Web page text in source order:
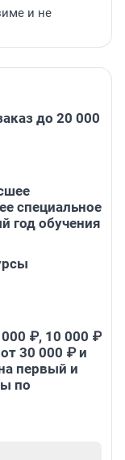
и не
до 20 000
специальное
год обучения
₽, 10 000 ₽
30 000 ₽ и
первый и
по